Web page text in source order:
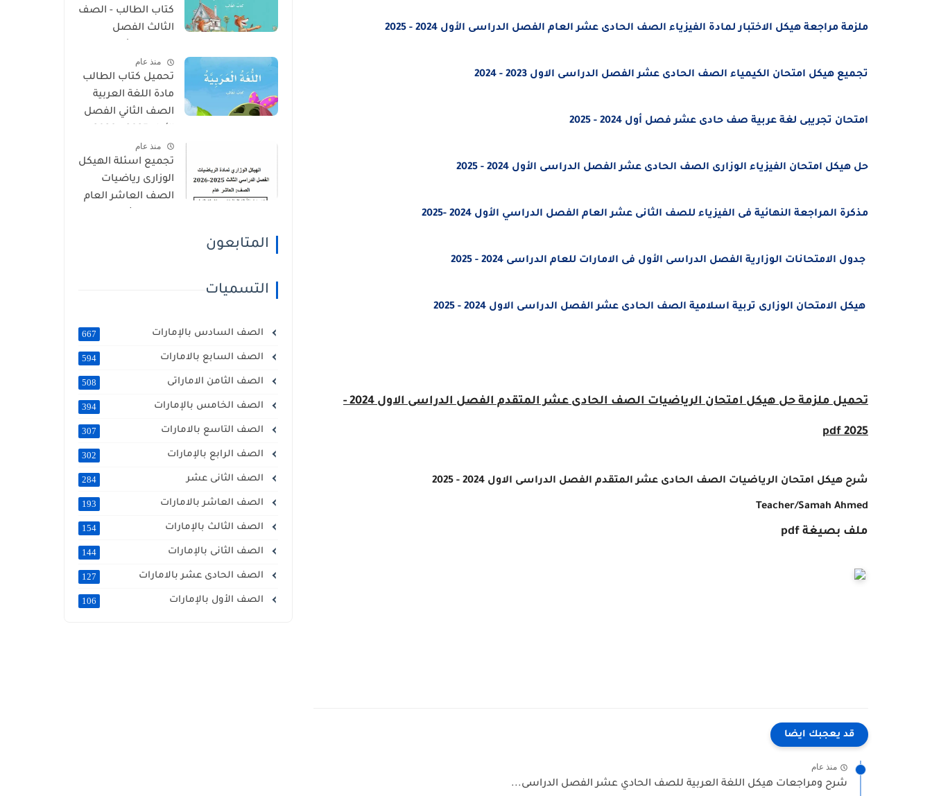
ملزمة مراجعة هيكل الاختبار لمادة الفيزياء الصف الحادى عشر العام الفصل الدراسى الأول 2024 - 2025
تجميع هيكل امتحان الكيمياء الصف الحادى عشر الفصل الدراسى الاول 2023 - 2024
امتحان تجريبى لغة عربية صف حادى عشر فصل أول 2024 - 2025
حل هيكل امتحان الفيزياء الوزارى الصف الحادى عشر الفصل الدراسى الأول 2024 - 2025
مذكرة المراجعة النهائية فى الفيزياء للصف الثانى عشر العام الفصل الدراسي الأول 2024 -2025
جدول الامتحانات الوزارية الفصل الدراسى الأول فى الامارات للعام الدراسى 2024 - 2025
هيكل الامتحان الوزارى تربية اسلامية الصف الحادى عشر الفصل الدراسى الاول 2024 - 2025
تحميلملزمة حل هيكل امتحان الرياضيات الصف الحادى عشر المتقدم الفصل الدراسى الاول 2024 -
2025
pdf
شرح هيكل امتحان الرياضيات الصف الحادى عشر المتقدم الفصل الدراسى الاول 2024 - 2025
Teacher/Samah Ahmed
ملف بصيغة pdf
قد يعجبك ايضا
منذ عام
شرح ومراجعات هيكل اللغة العربية للصف الحادي عشر الفصل الدراسى...
كتاب الطالب - الصف
الثالث الفصل
2026 منهج الإماراتمنذ عام
تحميل كتاب الطالب
مادة اللغة العربية
الصف الثاني الفصل
منهج الإمارات
منذ عام
تجميع اسئلة الهيكل
الوزارى رياضيات
الصف العاشر العام
المتابعون
التسميات
الصف السادس بالإمارات 667
الصف السابع بالامارات 594
الصف الثامن الاماراتى 508
الصف الخامس بالإمارات 394
الصف التاسع بالامارات 307
الصف الرابع بالإمارات 302
الصف الثانى عشر 284
الصف العاشر بالامارات 193
الصف الثالث بالإمارات 154
الصف الثانى بالإمارات 144
الصف الحادى عشر بالامارات 127
الصف الأول بالإمارات 106